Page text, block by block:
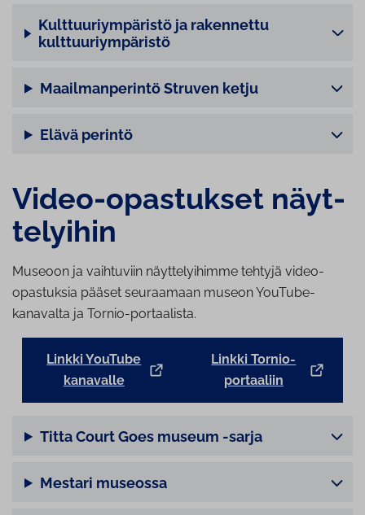
Kulttuuriympäristö ja rakennettu
kulttuuriympäristö
Maailmanperintö Struven ketju
Elävä perintö
Video-opastukset näyt­
te­lyi­hin
Museoon ja vaihtuviin näyttelyihimme tehtyjä video-
opastuksia pääset seuraamaan museon YouTube-
kanavalta ja Tornio-portaalista.
Linkki YouTube
kanavalle
Linkki Tornio-
portaaliin
Titta Court Goes museum -sarja
Mestari museossa